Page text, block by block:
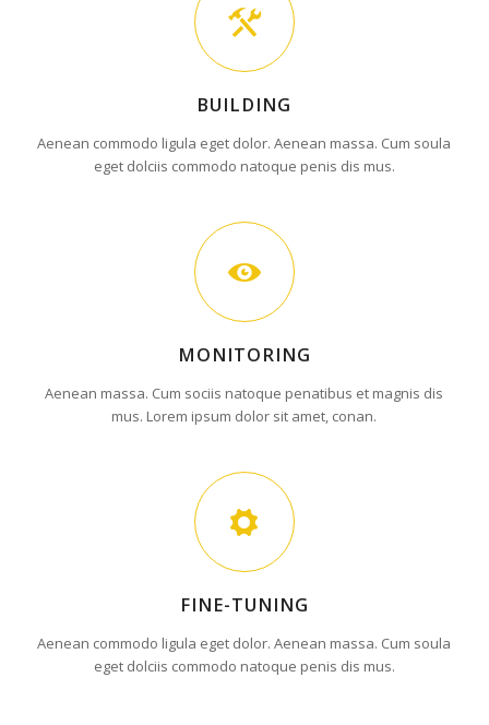
BUILDING
Aenean commodo ligula eget dolor. Aenean massa. Cum soula
eget dolciis commodo natoque penis dis mus.
MONITORING
Aenean massa. Cum sociis natoque penatibus et magnis dis
mus. Lorem ipsum dolor sit amet, conan.
FINE-TUNING
Aenean commodo ligula eget dolor. Aenean massa. Cum soula
eget dolciis commodo natoque penis dis mus.